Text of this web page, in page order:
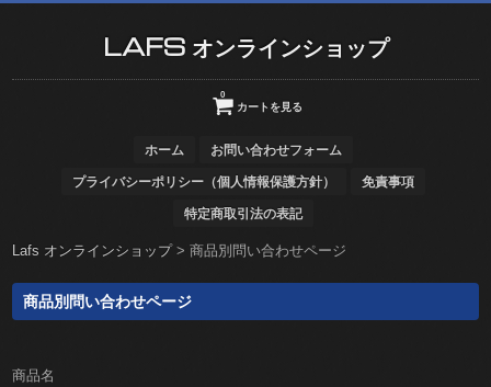
LAFS オンラインショップ
カートを見る
0
ホーム お問い合わせフォーム
プライバシーポリシー（個人情報保護方針） 免責事項
特定商取引法の表記
Lafs オンラインショップ>商品別問い合わせページ
商品別問い合わせページ
商品名